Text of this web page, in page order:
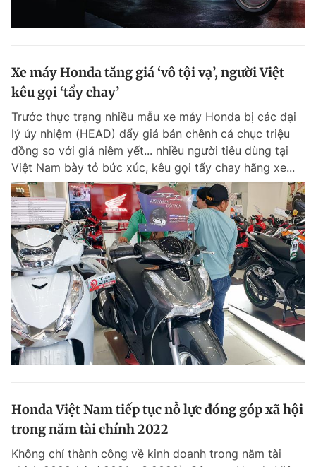
Xe máy Honda tăng giá ‘vô tội vạ’, người Việt
kêu gọi ‘tẩy chay’
Trước thực trạng nhiều mẫu xe máy Honda bị các đại
lý ủy nhiệm (HEAD) đẩy giá bán chênh cả chục triệu
đồng so với giá niêm yết... nhiều người tiêu dùng tại
Việt Nam bày tỏ bức xúc, kêu gọi tẩy chay hãng xe...
Honda Việt Nam tiếp tục nỗ lực đóng góp xã hội
trong năm tài chính 2022
Không chỉ thành công về kinh doanh trong năm tài